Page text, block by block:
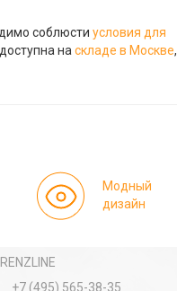
соблюсти условия для
наскладе в Москве,
Модный
дизайн
+7 (495) 565-38-35